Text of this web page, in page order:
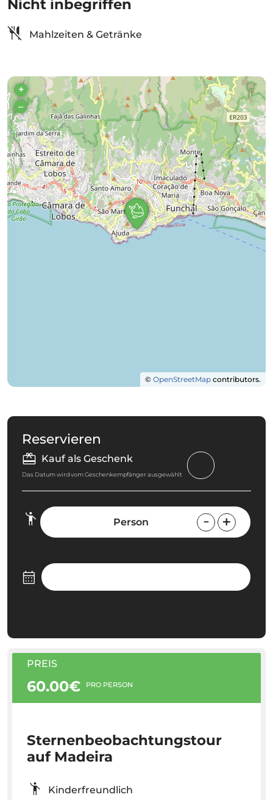
Nicht inbegriffen
Mahlzeiten & Getränke
+
–
© OpenStreetMap contributors.
Reservieren
Kauf als Geschenk
Das Datum wird vom Geschenkempfänger ausgewählt
Person
PREIS
60.00€ PRO PERSON
Sternenbeobachtungstour
auf Madeira
Kinderfreundlich